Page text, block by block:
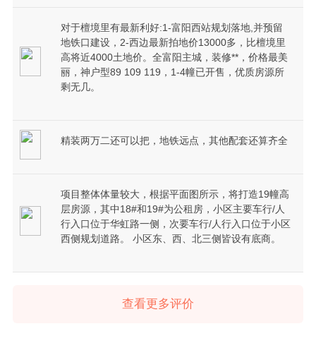
对于檀境里有最新利好:1-富阳西站规划落地,并预留
地铁口建设，2-西边最新拍地价13000多，比檀境里
高将近4000土地价。全富阳主城，装修**，价格最美
丽，神户型89 109 119，1-4幢已开售，优质房源所
剩无几。
精装两万二还可以把，地铁远点，其他配套还算齐全
项目整体体量较大，根据平面图所示，将打造19幢高
层房源，其中18#和19#为公租房，小区主要车行/人
行入口位于华虹路一侧，次要车行/人行入口位于小区
西侧规划道路。 小区东、西、北三侧皆设有底商。
查看更多评价